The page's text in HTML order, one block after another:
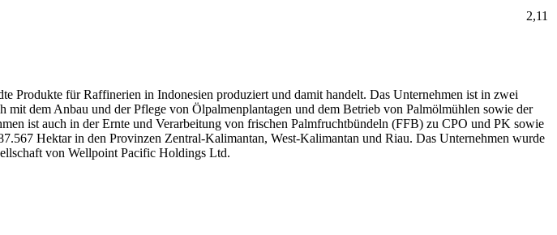
2,11
für Raffinerien in Indonesien produziert und damit handelt. Das Unternehmen ist in zwei
dem Anbau und der Pflege von Ölpalmenplantagen und dem Betrieb von Palmölmühlen sowie der
ist auch in der Ernte und Verarbeitung von frischen Palmfruchtbündeln (FFB) zu CPO und PK sowie
Hektar in den Provinzen Zentral-Kalimantan, West-Kalimantan und Riau. Das Unternehmen wurde
von Wellpoint Pacific Holdings Ltd.